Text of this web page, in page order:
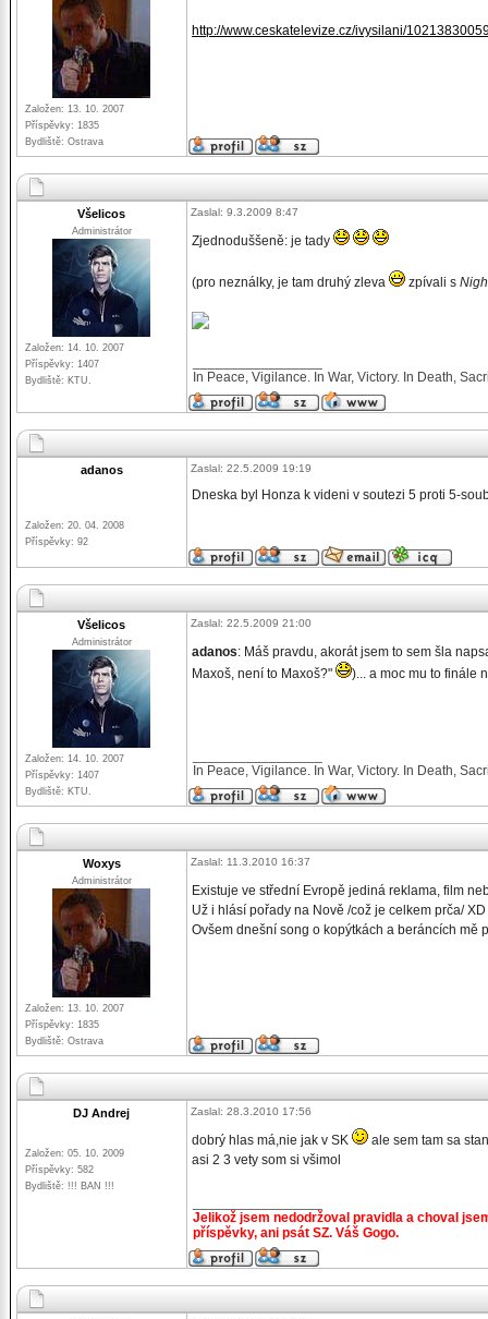
Založen: 13. 10. 2007
Příspěvky: 1835
Bydliště: Ostrava
http://www.ceskatelevize.cz/ivysilani/
Všelicos
Administrátor
Založen: 14. 10. 2007
Příspěvky: 1407
Bydliště: KTU.
Zaslal: 9.3.2009 8:47
Zjednoduššeně: je tady
(pro neználky, je tam druhý zleva zpívali s
In Peace, Vigilance. In War, Victory. In Death,
adanos
Založen: 20. 04. 2008
Příspěvky: 92
Zaslal: 22.5.2009 19:19
Dneska byl Honza k videni v soutezi 5 proti 5-
Všelicos
Administrátor
Založen: 14. 10. 2007
Příspěvky: 1407
Bydliště: KTU.
Zaslal: 22.5.2009 21:00
adanos: Máš pravdu, akorát jsem to sem šla
Maxoš, není to Maxoš?"
)... a moc mu to finále
In Peace, Vigilance. In War, Victory. In Death,
Woxys
Administrátor
Založen: 13. 10. 2007
Příspěvky: 1835
Bydliště: Ostrava
Zaslal: 11.3.2010 16:37
Existuje ve střední Evropě jediná reklama, film
Už i hlásí pořady na Nově /což je celkem prča/ XD
Ovšem dnešní song o kopýtkách a beráncích mě
DJ Andrej
Založen: 05. 10. 2009
Příspěvky: 582
Bydliště: !!! BAN !!!
Zaslal: 28.3.2010 17:56
dobrý hlas má,nie jak v SK
ale sem tam sa
asi 2 3 vety som si všimol
Jelikož jsem nedodržoval pravidla a choval
příspěvky, ani psát SZ. Váš Gogo.